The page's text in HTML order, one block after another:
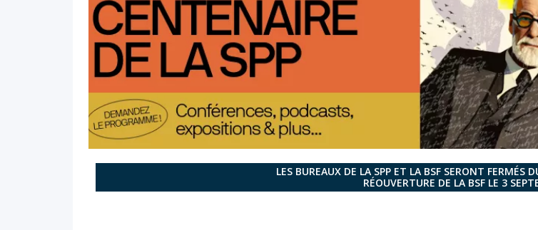
LES BUREAUX DE LA SPP ET LA BSF SERONT FERMÉS
RÉOUVERTURE DE LA BSF LE 3